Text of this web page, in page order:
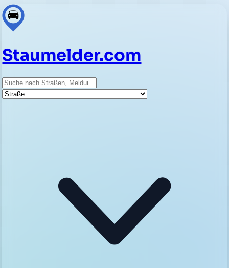
Staumelder.com
Suche
Straße